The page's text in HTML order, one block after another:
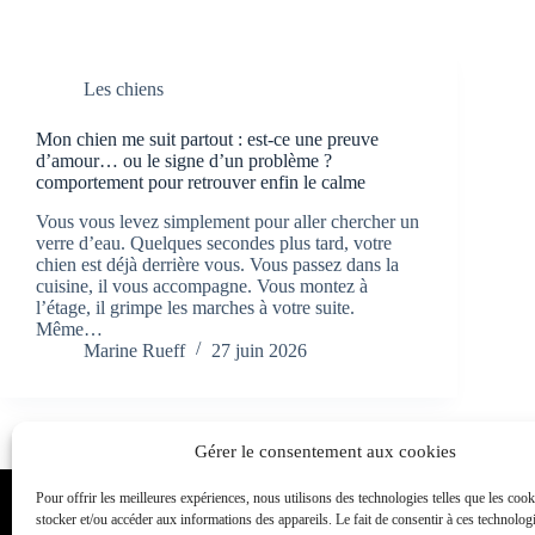
Gérer le consentement aux cookies
Pour offrir les meilleures expériences, nous utilisons des technologies telles que les
stocker et/ou accéder aux informations des appareils. Le fait de consentir à ces
Les chiens
Mon chien me suit partout : est-ce une preuve
d’amour… ou le signe d’un problème ?
comportement pour retrouver enfin le calme
Vous vous levez simplement pour aller chercher un
verre d’eau. Quelques secondes plus tard, votre
chien est déjà derrière vous. Vous passez dans la
cuisine, il vous accompagne. Vous montez à
l’étage, il grimpe les marches à votre suite.
Même…
Marine Rueff
27 juin 2026
Toutou Academy